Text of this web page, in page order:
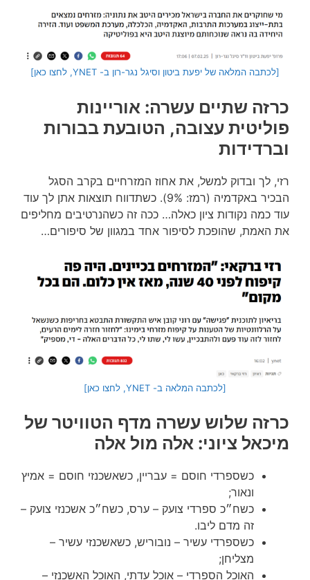
[לכתבה המלאה של יפעת ביטון וסיגל נגר-רון ב- YNET, לחצו כאן]
כרזה שתיים עשרה: אוריינות
פוליטית עצובה, הטובעת בבורות
וברדידות
רזי, לך ובדוק למשל, את אחוז המזרחיים בקרב הסגל
הבכיר באקדמיה (רמז: 9%). כשתדווח תוצאות אתן לך עוד
עוד כמה נקודות ציון כאלה… ככה זה כשהנרטיבים מחליפים
את האמת, שהופכת לסיפור אחד במגוון של סיפורים…
[לכתבה המלאה ב- YNET, לחצו כאן]
כרזה שלוש עשרה מדף הטוויטר של
מיכאל ציוני: אלה מול אלה
כשספרדי חוסם = עבריין, כשאשכנזי חוסם = אמיץ
ונאור;
כשח״כ ספרדי צועק – ערס, כשח״כ אשכנזי צועק –
זה מדם ליבו.
כשספרדי עשיר – נובוריש, כשאשכנזי עשיר –
מצליחן;
האוכל הספרדי – אוכל עדתי, האוכל האשכנזי –